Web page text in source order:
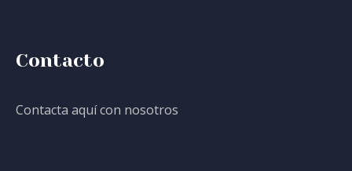
Contacto
Contacta aquí con nosotros